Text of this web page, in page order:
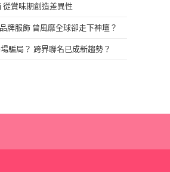
從賞味期創造差異性
牌服飾 曾風靡全球卻走下神壇？
騙局？ 跨界聯名已成新趨勢？